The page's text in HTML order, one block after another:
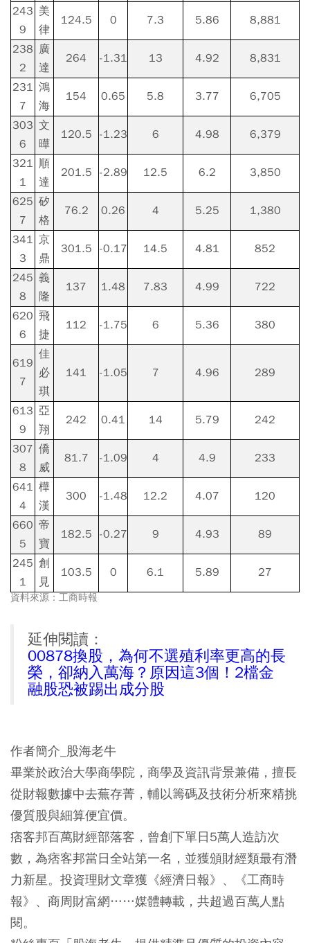
243
9
美
律
124.5 0 7.3 5.86 8,881
238
2
廣
達
264 -1.31 13 4.92 8,831
231
7
鴻
海
154 0.65 5.8 3.77 6,705
303
6
文
曄
120.5 -1.23 6 4.98 6,379
321
1
順
達
201.5 -2.89 12.5 6.2 3,850
625
7
矽
格
76.2 0.26 4 5.25 1,380
341
3
京
鼎
301.5 -0.17 14.5 4.81 852
245
8
義
隆
137 1.48 7.83 4.99 722
620
6
飛
捷
112 -1.75 6 5.36 380
619
7
佳
必
琪
141 -1.05 7 4.96 289
613
9
亞
翔
242 0.41 14 5.79 242
307
8
僑
威
81.7 -1.09 4 4.9 233
641
4
樺
漢
300 -1.48 12.2 4.07 120
660
5
帝
寶
182.5 -0.27 9 4.93 89
245
1
創
見
103.5 0 6.1 5.89 27
資料來源：工商時報
延伸閱讀：
00878換股，為何不選殖利率更高的長
榮，卻納入萬海？原因這3個！2檔金
融股恐被踢出成分股
作者簡介_ 股海老牛
畢業於政治大學商學院，商學及資訊背景兼備，擅長
從財報數據中去蕪存菁，輔以籌碼及技術分析來精挑
優質股與細算便宜價。
痞客邦百萬財經部落客，曾創下單日5萬人造訪次
數，為痞客邦當日全站第一名，並獲頒財經類最有潛
力新星。投資理財文章獲《經濟日報》、《工商時
報》、商周財富網……媒體轉載，共超過百萬人點
閱。